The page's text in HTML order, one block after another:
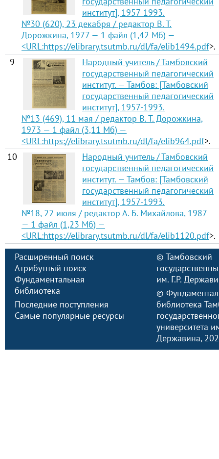
институт], 1957-1993.
№30 (620), 23 декабря / редактор В. Т.
Дорожкина, 1977 — 1 файл (1,42 Мб) —
<URL:https://elibrary.tsutmb.ru/dl/fa/elib1494.pdf>.
9
Народный учитель / Тамбовский
государственный педагогический
институт. — Тамбов: [Тамбовский
государственный педагогический
институт], 1957-1993.
№13 (469), 11 мая / редактор В. Т. Дорожкина,
1973 — 1 файл (3,11 Мб) —
<URL:https://elibrary.tsutmb.ru/dl/fa/elib964.pdf>.
10
Народный учитель / Тамбовский
государственный педагогический
институт. — Тамбов: [Тамбовский
государственный педагогический
институт], 1957-1993.
№18, 22 июля / редактор А. Б. Михайлова, 1987
— 1 файл (1,23 Мб) —
<URL:https://elibrary.tsutmb.ru/dl/fa/elib1120.pdf>.
Расширенный поиск
Атрибутный поиск
Фундаментальная
библиотека
Последние поступления
Самые популярные ресурсы
© Тамбовский
им. Г.Р.
©
библиотека
университета
Державина,